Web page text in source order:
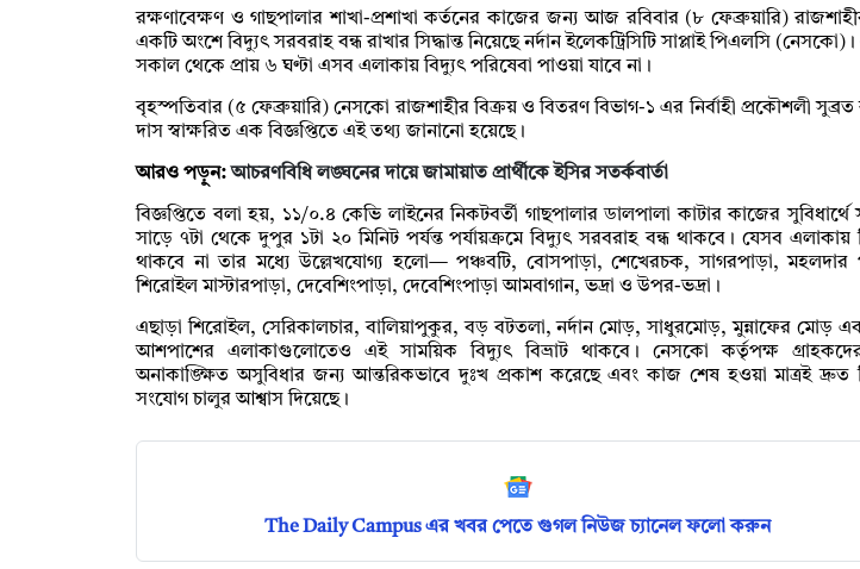
রক্ষণাবেক্ষণ ও গাছপালার শাখা-প্রশাখা কর্তনের কাজের জন্য আজ রবিবার (৮ ফেব্রুয়ারি)
একটি অংশে বিদ্যুৎ সরবরাহ বন্ধ রাখার সিদ্ধান্ত নিয়েছে নর্দান ইলেকট্রিসিটি সাপ্লাই পিএলসি
সকাল থেকে প্রায় ৬ ঘণ্টা এসব এলাকায় বিদ্যুৎ পরিষেবা পাওয়া যাবে না।
বৃহস্পতিবার (৫ ফেব্রুয়ারি) নেসকো রাজশাহীর বিক্রয় ও বিতরণ বিভাগ-১ এর নির্বাহী প্রকৌশলী
দাস স্বাক্ষরিত এক বিজ্ঞপ্তিতে এই তথ্য জানানো হয়েছে।
আরও পড়ুন:আচরণবিধি লঙ্ঘনের দায়ে জামায়াত প্রার্থীকে ইসির সতর্কবার্তা
বিজ্ঞপ্তিতে বলা হয়, ১১/০.৪ কেভি লাইনের নিকটবর্তী গাছপালার ডালপালা কাটার কাজের
সাড়ে ৭টা থেকে দুপুর ১টা ২০ মিনিট পর্যন্ত পর্যায়ক্রমে বিদ্যুৎ সরবরাহ বন্ধ থাকবে। যেসব এলাকায়
থাকবে না তার মধ্যে উল্লেখযোগ্য হলো— পঞ্চবটি, বোসপাড়া, শেখেরচক, সাগরপাড়া, মহলদার
শিরোইল মাস্টারপাড়া, দেবেশিংপাড়া, দেবেশিংপাড়া আমবাগান, ভদ্রা ও উপর-ভদ্রা।
এছাড়া শিরোইল, সেরিকালচার, বালিয়াপুকুর, বড় বটতলা, নর্দান মোড়, সাধুরমোড়, মুন্নাফের মোড়
আশপাশের এলাকাগুলোতেও এই সাময়িক বিদ্যুৎ বিভ্রাট থাকবে। নেসকো কর্তৃপক্ষ
অনাকাঙ্ক্ষিত অসুবিধার জন্য আন্তরিকভাবে দুঃখ প্রকাশ করেছে এবং কাজ শেষ হওয়া মাত্রই দ্রুত
সংযোগ চালুর আশ্বাস দিয়েছে।
The Daily Campus এর খবর পেতে গুগল নিউজ চ্যানেল ফলো করুন